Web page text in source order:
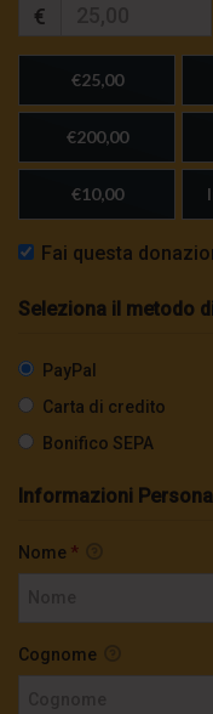
€
€25,00
€200,00
€10,00
Fai questa
Seleziona il metodo
PayPal
Carta di credito
Bonifico SEPA
Informazioni
Nome *
Cognome